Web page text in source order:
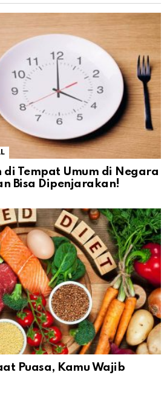
Tempat Umum di Negara
Bisa Dipenjarakan!
Puasa, Kamu Wajib